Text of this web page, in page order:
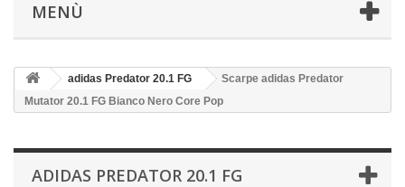
MENÙ
adidas Predator 20.1 FG
Scarpe adidas Predator
Mutator 20.1 FG Bianco Nero Core Pop
ADIDAS PREDATOR 20.1 FG